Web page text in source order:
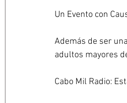
Un Evento con
Además de ser
adultos mayores
Cabo Mil Radio: